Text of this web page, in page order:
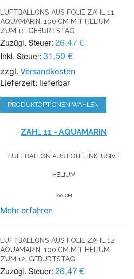
LUFTBALLONS AUS FOLIE ZAHL 11,
AQUAMARIN, 100 CM MIT HELIUM
ZUM 11. GEBURTSTAG
Zuzügl. Steuer: 26,47 €
Inkl. Steuer: 31,50 €
zzgl.Versandkosten
Lieferzeit: lieferbar
PRODUKTOPTIONEN WÄHLEN
ZAHL 11 - AQUAMARIN
LUFTBALLON AUS FOLIE, INKLUSIVE
HELIUM
100 CM
Mehr erfahren
LUFTBALLONS AUS FOLIE ZAHL 12,
AQUAMARIN, 100 CM MIT HELIUM
ZUM 12. GEBURTSTAG
Zuzügl. Steuer: 26,47 €